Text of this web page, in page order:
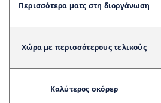
Περισσότερα ματς στη διοργάνωση
Χώρα με περισσότερους τελικούς
Καλύτερος σκόρερ